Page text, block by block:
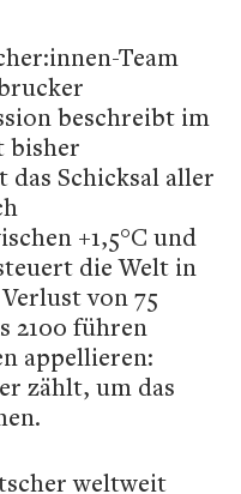
Team
beschreibt im
bisher
Schicksal aller
+1,5°C und
die Welt in
von 75
2100 führen
appellieren:
zählt, um das
weltweit